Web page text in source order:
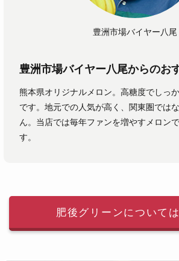
豊洲市場バイヤー八尾
豊洲市場バイヤー八尾からのお
熊本県オリジナルメロン。高糖度でしっ
です。地元での人気が高く、関東圏では
ん。当店では毎年ファンを増やすメロン
す。
肥後グリーンについて